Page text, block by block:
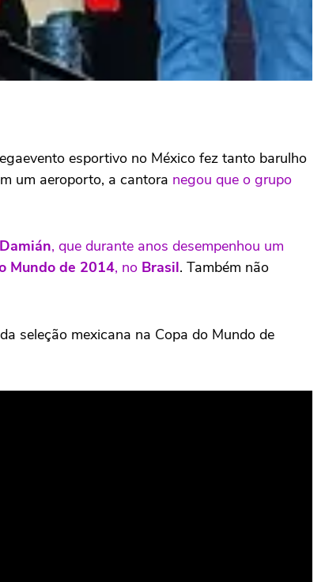
esportivo no México fez tanto barulho
um aeroporto, a cantora negou que o grupo
, que durante anos desempenhou um
Mundo de 2014, no Brasil. Também não
seleção mexicana na Copa do Mundo de